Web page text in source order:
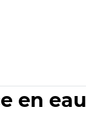
en eau